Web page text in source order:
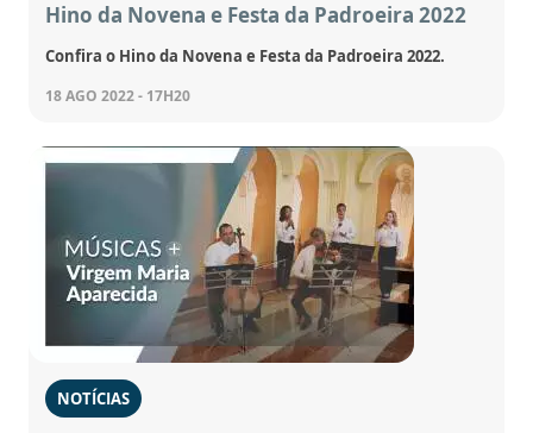
Hino da Novena e Festa da Padroeira 2022
Confira o Hino da Novena e Festa da Padroeira 2022.
18 AGO 2022 - 17H20
NOTÍCIAS